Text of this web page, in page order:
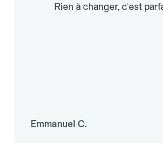
Rien à changer, c'est
Emmanuel C.